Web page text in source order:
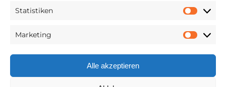
Statistiken
Marketing
Alle akzeptieren